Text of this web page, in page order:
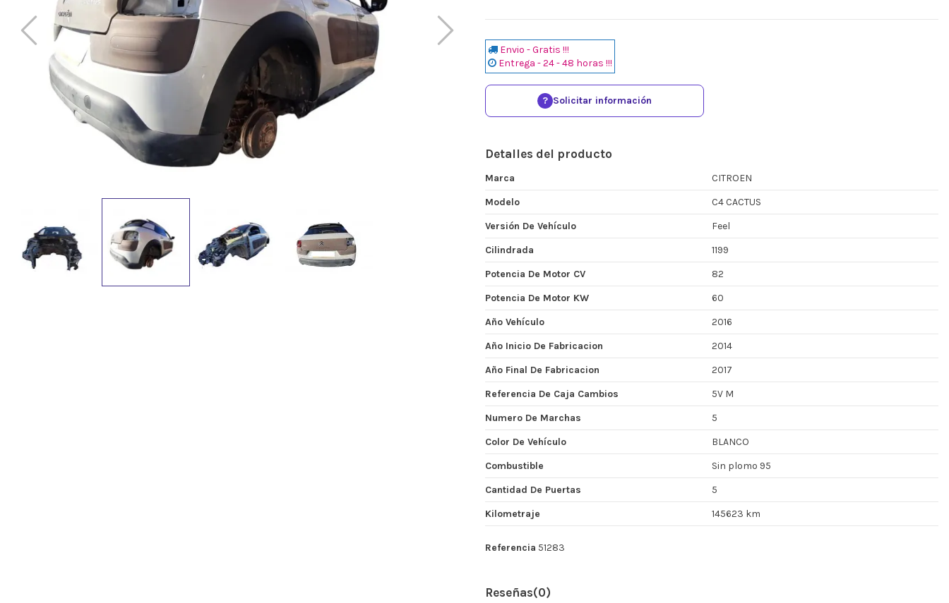
Envio - Gratis !!!
Entrega - 24 - 48 horas !!!
? Solicitar información
Detalles del producto
Marca
CITROEN
Modelo
C4 CACTUS
Versión De Vehículo
Feel
Cilindrada
1199
Potencia De Motor CV
82
Potencia De Motor KW
60
Año Vehículo
2016
Año Inicio De Fabricacion
2014
Año Final De Fabricacion
2017
Referencia De Caja Cambios
5V M
Numero De Marchas
5
Color De Vehículo
BLANCO
Combustible
Sin plomo 95
Cantidad De Puertas
5
Kilometraje
145623 km
Referencia 51283
Reseñas(0)